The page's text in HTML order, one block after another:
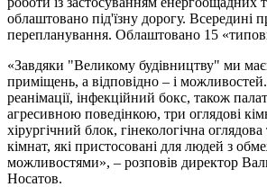
облаштовано під'їзну дорогу. Всередині
перепланування. Облаштовано 15
«Завдяки "Великому будівництву" ми
приміщень, а відповідно – і
реанімації, інфекційний бокс, також
агресивною поведінкою, три оглядові
хірургічний блок, гінекологічна
кімнат, які пристосовані для людей з
можливостями», – розповів директор
Носатов.